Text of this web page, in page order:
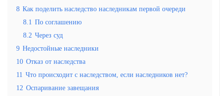
8 Как поделить наследство наследникам первой очереди
8.1 По соглашению
8.2 Через суд
9 Недостойные наследники
10 Отказ от наследства
11 Что происходит с наследством, если наследников нет?
12 Оспаривание завещания